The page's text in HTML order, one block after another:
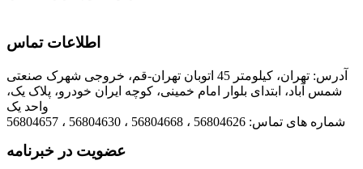
اطلاعات تماس
آدرس: تهران، کیلومتر 45 اتوبان تهران-قم، خروجی شهرک صنعتی
شمس آباد، ابتدای بلوار امام خمینی، کوچه ایران خودرو، پلاک یک،
واحد یک
شماره های تماس: 56804626 ، 56804668 ، 56804630 ، 56804657
عضویت در خبرنامه